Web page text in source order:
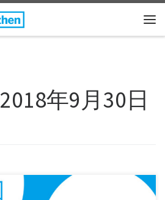
2018年9月30日